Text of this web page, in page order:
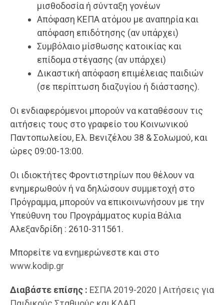
μισθοδοσία ή σύνταξη γονέων
Απόφαση ΚΕΠΑ ατόμου με αναπηρία και
απόφαση επιδότησης (αν υπάρχει)
Συμβόλαιο μίσθωσης κατοικίας και
επίδομα στέγασης (αν υπάρχει)
Δικαστική απόφαση επιμέλειας παιδιών
(σε περίπτωση διαζυγίου ή διάστασης).
Οι ενδιαφερόμενοι μπορούν να καταθέσουν τις
αιτήσεις τους στο γραφείο του Κοινωνικού
Παντοπωλείου, Ελ. Βενιζέλου 38 & Σολωμού, και
ώρες 09:00-13:00.
Οι ιδιοκτήτες Φροντιστηρίων που θέλουν να
ενημερωθούν ή να δηλώσουν συμμετοχή στο
Πρόγραμμα, μπορούν να επικοινωνήσουν με την
Υπεύθυνη του Προγράμματος κυρία Βάλια
Αλεξανδρίδη : 2610-311561.
Μπορείτε να ενημερώνεστε και στο
www.kodip.gr
Διαβάστε επίσης : ΕΣΠΑ 2019-2020 | Αιτήσεις για